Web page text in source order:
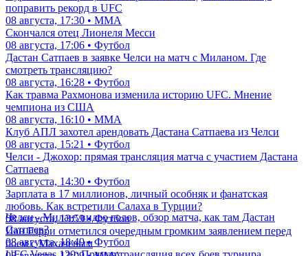
поправить рекорд в UFC
08 августа, 17:30 • ММА
Скончался отец Лионеля Месси
08 августа, 17:06 • Футбол
Дастан Сатпаев в заявке Челси на матч с Миланом. Где
смотреть трансляцию?
08 августа, 16:28 • Футбол
Как травма Рахмонова изменила историю UFC. Мнение
чемпиона из США
08 августа, 16:10 • ММА
Клуб АПЛ захотел арендовать Дастана Сатпаева из Челси
08 августа, 15:21 • Футбол
Челси - Джохор: прямая трансляция матча с участием Дастана
Сатпаева
08 августа, 14:30 • Футбол
Зарплата в 17 миллионов, личный особняк и фанатская
любовь. Как встретили Салаха в Турции?
08 августа, 13:59 • Футбол
Иан Гэрри отметился очередным громким заявлением перед
боем с Махачевым
Челси - Милан: видео голов, обзор матча, как там Дастан
Сатпаев?
08 августа, 18:49 • Футбол